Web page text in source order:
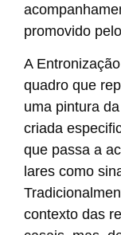
promovido
A
quadro que
uma pintura
criada
que passa a
lares como
contexto das